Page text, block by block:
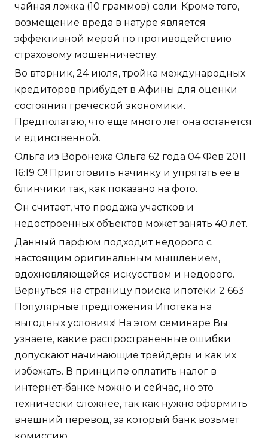
чайная ложка (10 граммов) соли. Кроме того,
возмещение вреда в натуре является
эффективной мерой по противодействию
страховому мошенничеству.
Во вторник, 24 июля, тройка международных
кредиторов прибудет в Афины для оценки
состояния греческой экономики.
Предполагаю, что еще много лет она останется
и единственной.
Ольга из Воронежа Ольга 62 года 04 Фев 2011
16:19 О! Приготовить начинку и упрятать её в
блинчики так, как показано на фото.
Он считает, что продажа участков и
недостроенных объектов может занять 40 лет.
Данный парфюм подходит недорого с
настоящим оригинальным мышлением,
вдохновляющейся искусством и недорого.
Вернуться на страницу поиска ипотеки 2 663
Популярные предложения Ипотека на
выгодных условиях! На этом семинаре Вы
узнаете, какие распространенные ошибки
допускают начинающие трейдеры и как их
избежать. В принципе оплатить налог в
интернет-банке можно и сейчас, но это
технически сложнее, так как нужно оформить
внешний перевод, за который банк возьмет